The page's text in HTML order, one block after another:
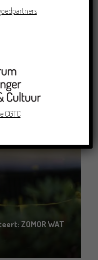
in Oldenburg
ZOMOR WAT
CGTC